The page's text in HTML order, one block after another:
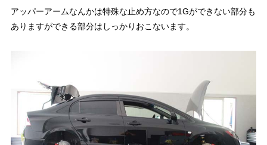
アッパーアームなんかは特殊な止め方なので1Gができない部分も
ありますができる部分はしっかりおこないます。